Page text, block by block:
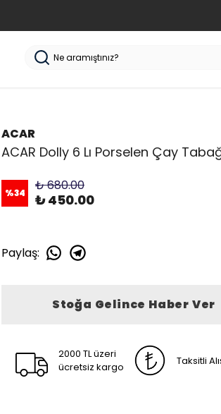
ACAR
ACAR Dolly 6 Lı Porselen Çay
%34 ₺ 680.00
₺ 450.00
Paylaş:
Stoğa Gelince Haber Ver
2000 TL üzeri
ücretsiz kargo
Taksitli